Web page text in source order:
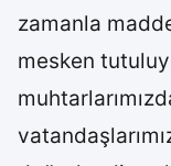
zamanla
mesken